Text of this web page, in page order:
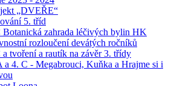
„DVEŘE“
5. tříd
Botanická zahrada léčivých bylin HK
rozloučení devátých ročníků
a tvoření a rautík na závěr 3. třídy
a 4. C - Megabrouci, Kuňka a Hrajme si i